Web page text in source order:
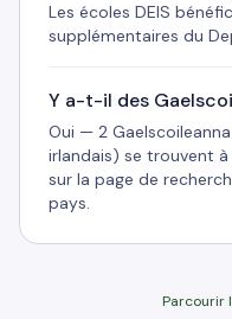
Les écoles DEIS
supplémentaires du
Y a-t-il des
Oui — 2
irlandais) se trouvent
sur la page de
pays.
Parcourir